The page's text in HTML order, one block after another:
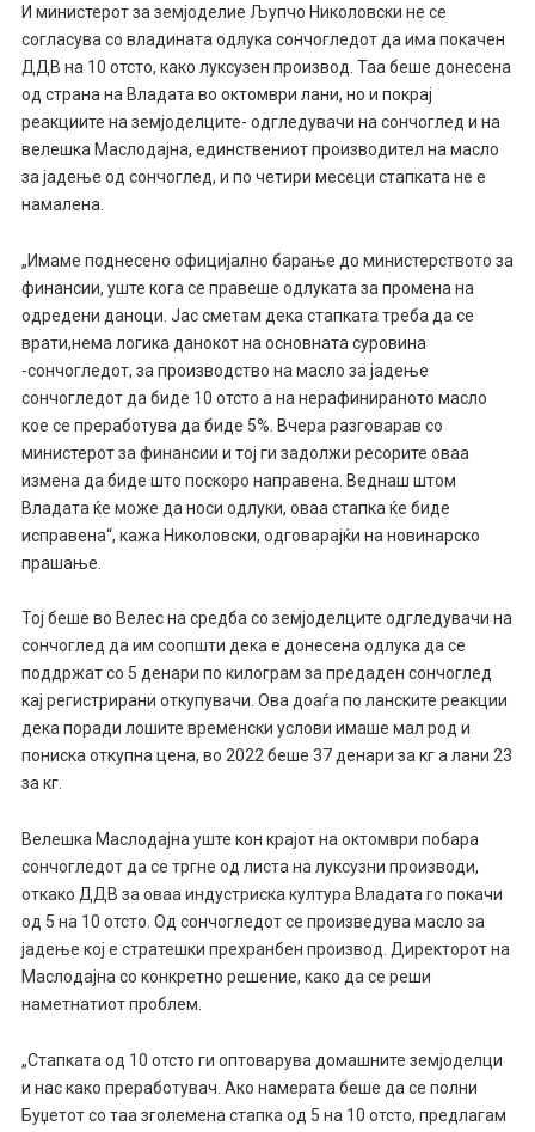
И министерот за земјоделие Љупчо Николовски не се
согласува со владината одлука сончогледот да има покачен
ДДВ на 10 отсто, како луксузен производ. Таа беше донесена
од страна на Владата во октомври лани, но и покрај
реакциите на земјоделците- одгледувачи на сончоглед и на
велешка Маслодајна, единствениот производител на масло
за јадење од сончоглед, и по четири месеци стапката не е
намалена.
„Имаме поднесено официјално барање до министерството за
финансии, уште кога се правеше одлуката за промена на
одредени даноци. Јас сметам дека стапката треба да се
врати,нема логика данокот на основната суровина
-сончогледот, за производство на масло за јадење
сончогледот да биде 10 отсто а на нерафинираното масло
кое се преработува да биде 5%. Вчера разговарав со
министерот за финансии и тој ги задолжи ресорите оваа
измена да биде што поскоро направена. Веднаш штом
Владата ќе може да носи одлуки, оваа стапка ќе биде
исправена“, кажа Николовски, одговарајќи на новинарско
прашање.
Тој беше во Велес на средба со земјоделците одгледувачи на
сончоглед да им соопшти дека е донесена одлука да се
поддржат со 5 денари по килограм за предаден сончоглед
кај регистрирани откупувачи. Ова доаѓа по ланските реакции
дека поради лошите временски услови имаше мал род и
пониска откупна цена, во 2022 беше 37 денари за кг а лани 23
за кг.
Велешка Маслодајна уште кон крајот на октомври побара
сончогледот да се тргне од листа на луксузни производи,
откако ДДВ за оваа индустриска култура Владата го покачи
од 5 на 10 отсто. Од сончогледот се произведува масло за
јадење кој е стратешки прехранбен производ. Директорот на
Маслодајна со конкретно решение, како да се реши
наметнатиот проблем.
„Стапката од 10 отсто ги оптоварува домашните земјоделци
и нас како преработувач. Ако намерата беше да се полни
Буџетот со таа зголемена стапка од 5 на 10 отсто, предлагам